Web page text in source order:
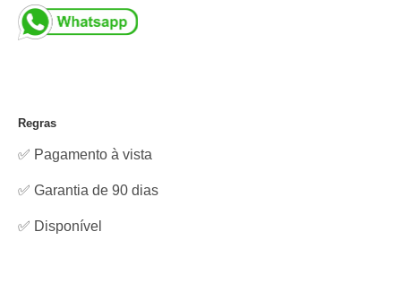
Regras
✅ Pagamento à vista
✅ Garantia de 90 dias
✅ Disponível